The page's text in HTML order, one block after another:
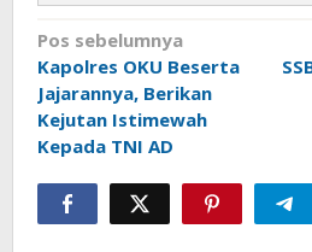
Navigasi
pos
Pos sebelumnya
Kapolres OKU Beserta
Jajarannya, Berikan
Kejutan Istimewah
Kepada TNI AD